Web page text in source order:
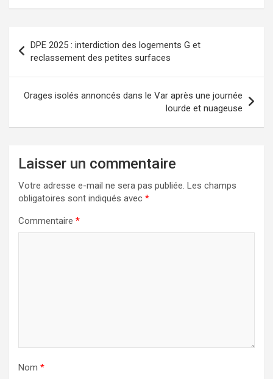
de
l’article
DPE 2025 : interdiction des logements G et
reclassement des petites surfaces
Orages isolés annoncés dans le Var après une journée
lourde et nuageuse
Laisser un commentaire
Votre adresse e-mail ne sera pas publiée. Les champs
obligatoires sont indiqués avec *
Commentaire *
Nom *